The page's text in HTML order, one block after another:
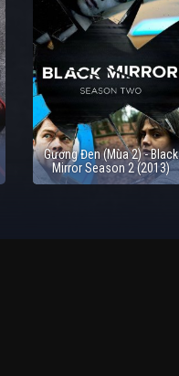
Gương Đen (Mùa 2) - Black
Mirror Season 2 (2013)